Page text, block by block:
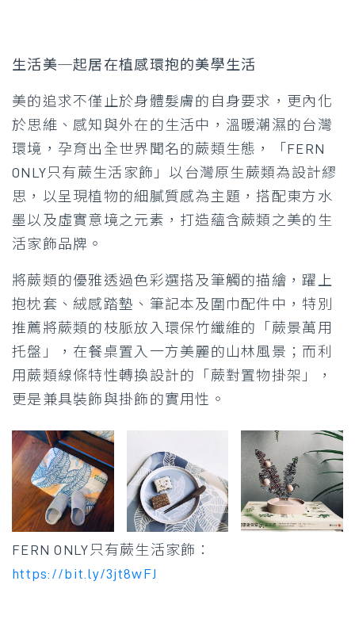
生活美─起居在植感環抱的美學生活
美的追求不僅止於身體髮膚的自身要求，更內化
於思維、感知與外在的生活中，溫暖潮濕的台灣
環境，孕育出全世界聞名的蕨類生態，「FERN
ONLY只有蕨生活家飾」以台灣原生蕨類為設計繆
思，以呈現植物的細膩質感為主題，搭配東方水
墨以及虛實意境之元素，打造蘊含蕨類之美的生
活家飾品牌。
將蕨類的優雅透過色彩選搭及筆觸的描繪，躍上
抱枕套、絨感踏墊、筆記本及圍巾配件中，特別
推薦將蕨類的枝脈放入環保竹纖維的「蕨景萬用
托盤」，在餐桌置入一方美麗的山林風景；而利
用蕨類線條特性轉換設計的「蕨對置物掛架」，
更是兼具裝飾與掛飾的實用性。
FERN ONLY只有蕨生活家飾：
https://bit.ly/3jt8wFJ